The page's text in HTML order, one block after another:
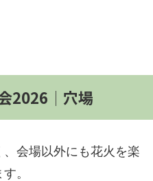
2026│穴場
会場以外にも花火を楽
。